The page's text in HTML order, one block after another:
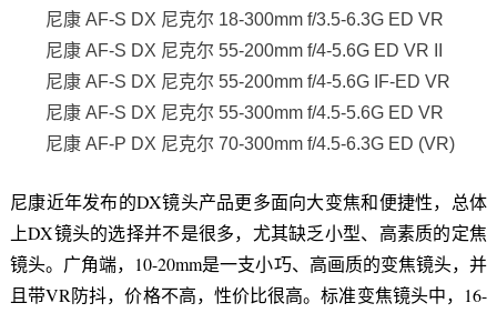
尼康 AF-S DX 尼克尔 18-300mm f/3.5-6.3G ED VR
尼康 AF-S DX 尼克尔 55-200mm f/4-5.6G ED VR II
尼康 AF-S DX 尼克尔 55-200mm f/4-5.6G IF-ED VR
尼康 AF-S DX 尼克尔 55-300mm f/4.5-5.6G ED VR
尼康 AF-P DX 尼克尔 70-300mm f/4.5-6.3G ED (VR)
尼康近年发布的DX镜头产品更多面向大变焦和便捷性，总体
上DX镜头的选择并不是很多，尤其缺乏小型、高素质的定焦
镜头。广角端，10-20mm是一支小巧、高画质的变焦镜头，并
且带VR防抖，价格不高，性价比很高。标准变焦镜头中，16-